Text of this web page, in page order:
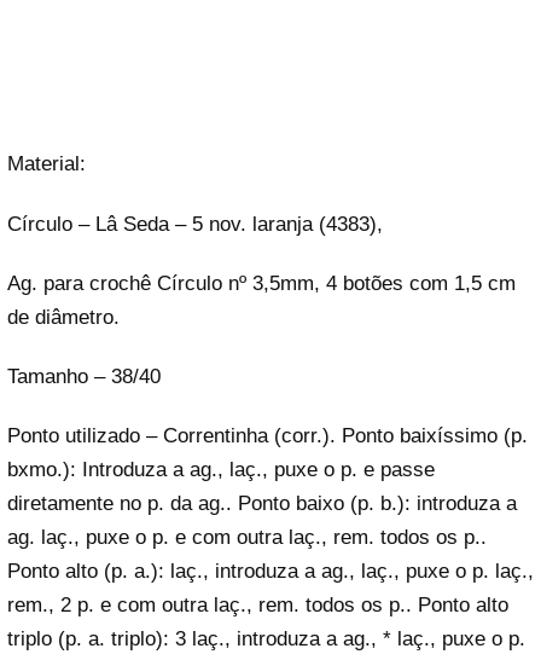
Material:
Círculo – Lâ Seda – 5 nov. laranja (4383),
Ag. para crochê Círculo nº 3,5mm, 4 botões com 1,5 cm
de diâmetro.
Tamanho – 38/40
Ponto utilizado – Correntinha (corr.). Ponto baixíssimo (p.
bxmo.): Introduza a ag., laç., puxe o p. e passe
diretamente no p. da ag.. Ponto baixo (p. b.): introduza a
ag. laç., puxe o p. e com outra laç., rem. todos os p..
Ponto alto (p. a.): laç., introduza a ag., laç., puxe o p. laç.,
rem., 2 p. e com outra laç., rem. todos os p.. Ponto alto
triplo (p. a. triplo): 3 laç., introduza a ag., * laç., puxe o p.